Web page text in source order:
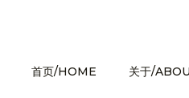
首页/HOME 关于/